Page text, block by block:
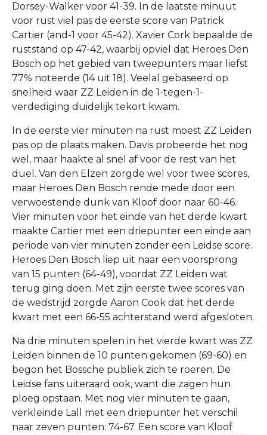
Dorsey-Walker voor 41-39. In de laatste minuut
voor rust viel pas de eerste score van Patrick
Cartier (and-1 voor 45-42). Xavier Cork bepaalde de
ruststand op 47-42, waarbij opviel dat Heroes Den
Bosch op het gebied van tweepunters maar liefst
77% noteerde (14 uit 18). Veelal gebaseerd op
snelheid waar ZZ Leiden in de 1-tegen-1-
verdediging duidelijk tekort kwam.
In de eerste vier minuten na rust moest ZZ Leiden
pas op de plaats maken. Davis probeerde het nog
wel, maar haakte al snel af voor de rest van het
duel. Van den Elzen zorgde wel voor twee scores,
maar Heroes Den Bosch rende mede door een
verwoestende dunk van Kloof door naar 60-46.
Vier minuten voor het einde van het derde kwart
maakte Cartier met een driepunter een einde aan
periode van vier minuten zonder een Leidse score.
Heroes Den Bosch liep uit naar een voorsprong
van 15 punten (64-49), voordat ZZ Leiden wat
terug ging doen. Met zijn eerste twee scores van
de wedstrijd zorgde Aaron Cook dat het derde
kwart met een 66-55 achterstand werd afgesloten.
Na drie minuten spelen in het vierde kwart was ZZ
Leiden binnen de 10 punten gekomen (69-60) en
begon het Bossche publiek zich te roeren. De
Leidse fans uiteraard ook, want die zagen hun
ploeg opstaan. Met nog vier minuten te gaan,
verkleinde Lall met een driepunter het verschil
naar zeven punten: 74-67. Een score van Kloof